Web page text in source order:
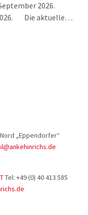
2026.
2026. Die aktuelle…
„Eppendorfer“
Tel: +49 (0) 40 413 585